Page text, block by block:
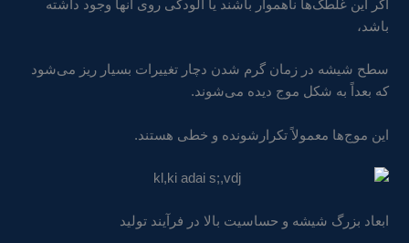
اگر این غلطک‌ها ناهموار باشند یا آلودگی روی آنها وجود داشته
باشد،
سطح شیشه در زمان گرم شدن دچار تغییرات بسیار ریز می‌شود
که بعداً به شکل موج دیده می‌شوند.
این موج‌ها معمولاً تکرارشونده و خطی هستند.
ابعاد بزرگ شیشه و حساسیت بالا در فرآیند تولید